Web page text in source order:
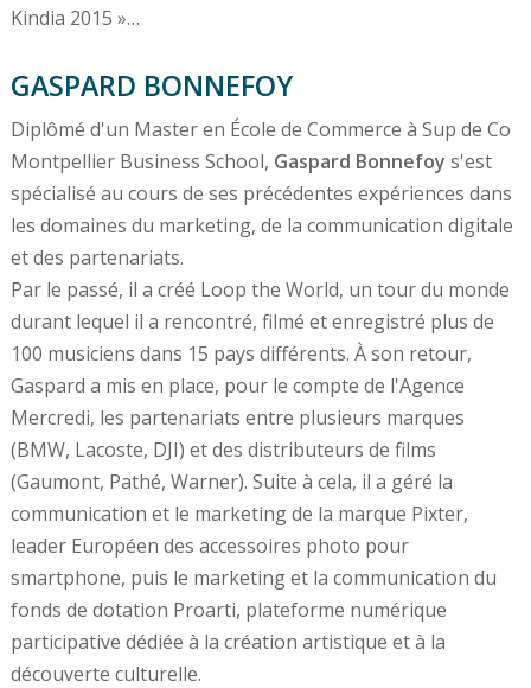
Kindia 2015 »…
GASPARD BONNEFOY
Diplômé d'un Master en École de Commerce à Sup de Co
Montpellier Business School, Gaspard Bonnefoy s'est
spécialisé au cours de ses précédentes expériences dans
les domaines du marketing, de la communication digitale
et des partenariats.
Par le passé, il a créé Loop the World, un tour du monde
durant lequel il a rencontré, filmé et enregistré plus de
100 musiciens dans 15 pays différents. À son retour,
Gaspard a mis en place, pour le compte de l'Agence
Mercredi, les partenariats entre plusieurs marques
(BMW, Lacoste, DJI) et des distributeurs de films
(Gaumont, Pathé, Warner). Suite à cela, il a géré la
communication et le marketing de la marque Pixter,
leader Européen des accessoires photo pour
smartphone, puis le marketing et la communication du
fonds de dotation Proarti, plateforme numérique
participative dédiée à la création artistique et à la
découverte culturelle.